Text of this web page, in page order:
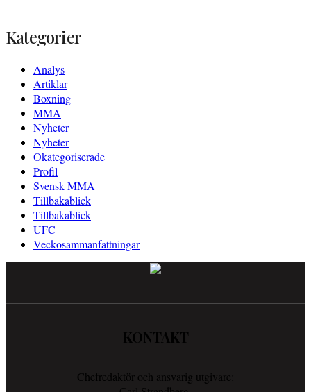
Kategorier
Analys
Artiklar
Boxning
MMA
Nyheter
Nyheter
Okategoriserade
Profil
Svensk MMA
Tillbakablick
Tillbakablick
UFC
Veckosammanfattningar
KONTAKT
Chefredaktör och ansvarig utgivare: